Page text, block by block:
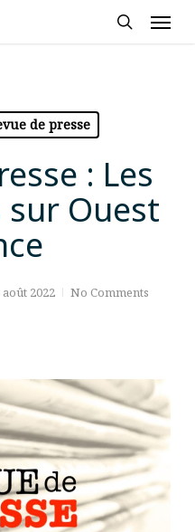
de presse
: Les
Ouest
août 2022 No Comments